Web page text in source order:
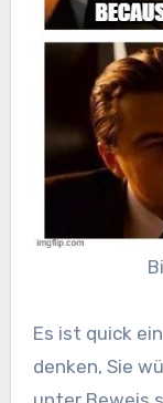
Es ist quick
denken, Sie